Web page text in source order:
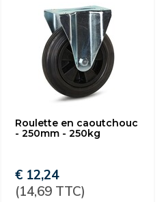
Roulette en caoutchouc
- 250mm - 250kg
€ 12,24
(14,69 TTC)